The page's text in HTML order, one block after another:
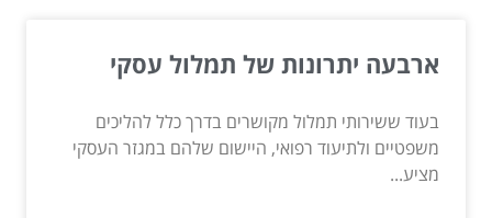
ארבעה יתרונות של תמלול עסקי
בעוד ששירותי תמלול מקושרים בדרך כלל להליכים
משפטיים ולתיעוד רפואי, היישום שלהם במגזר העסקי
מציע...